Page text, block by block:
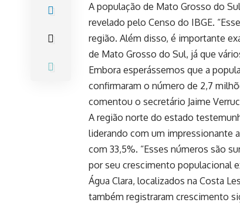
A população de Mato Grosso do
revelado pelo Censo do IBGE.
região. Além disso, é importante
de Mato Grosso do Sul, já que
Embora esperássemos que a
confirmaram o número de 2,7
comentou o secretário Jaime
A região norte do estado
liderando com um impressionante
com 33,5%. “Esses números são
por seu crescimento populacional
Água Clara, localizados na Costa
também registraram crescimento